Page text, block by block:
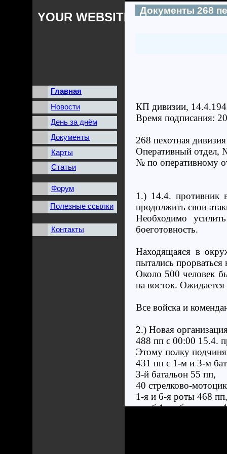
YOUR WEBSITES NAME
Главная
Новости
День за днём
Документы
Карты
Статьи
Форум
Полезные ссылки
Контакты
Документы 268
КП дивизии,
Время подписания:
268 пехотная дивизия
Оперативный отдел,
№ по оперативному
1.) 14.4. противник
продолжить свои
Необходимо
боеготовность.
Находящаяся в
пытались
Около 500 человек
на восток.
Все войска и
2.) Новая
488 пп с 00:00 15.4.
Этому полку
431 пп с 1-м и 3-м
3-й батальон 55 пп,
40 стрелково-
1-я и 6-я роты 468 пп,
штаб 1-го батальона